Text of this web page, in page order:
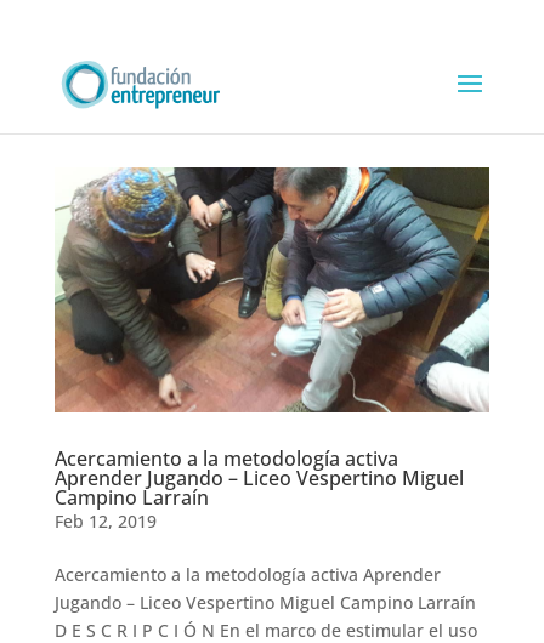
Acercamiento a la metodología activa
Aprender Jugando – Liceo Vespertino Miguel
Campino Larraín
Feb 12, 2019
Acercamiento a la metodología activa Aprender
Jugando – Liceo Vespertino Miguel Campino Larraín
D E S C R I P C I Ó N En el marco de estimular el uso